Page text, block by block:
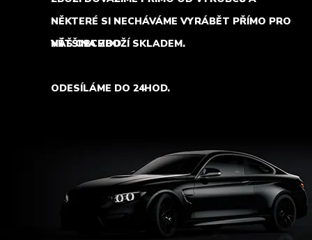
NĚKTERÉ SI NECHÁVÁME VYRÁBĚT PŘÍMO PRO
NÁŠ OBCHOD.
VĚTŠINA ZBOŽÍ SKLADEM.
ODESÍLÁME DO 24HOD.